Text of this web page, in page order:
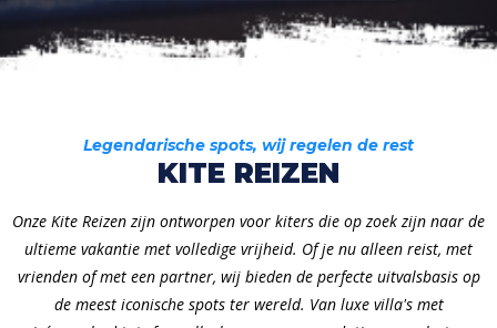
Legendarische spots, wij regelen de rest
KITE REIZEN
Onze Kite Reizen zijn ontworpen voor kiters die op zoek zijn naar de
ultieme vakantie met volledige vrijheid. Of je nu alleen reist, met
vrienden of met een partner, wij bieden de perfecte uitvalsbasis op
de meest iconische spots ter wereld. Van luxe villa's met